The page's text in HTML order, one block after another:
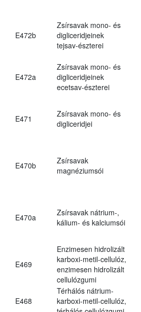
E472b
Zsírsavak mono- és
digliceridjeinek
tejsav-észterei
E472a
Zsírsavak mono- és
digliceridjeinek
ecetsav-észterei
E471
Zsírsavak mono- és
digliceridjei
E470b
Zsírsavak
magnéziumsói
E470a
Zsírsavak nátrium-,
kálium- és kalciumsói
E469
Enzimesen hidrolizált
karboxi-metil-cellulóz,
enzimesen hidrolizált
cellulózgumi
E468
Térhálós nátrium-
karboxi-metil-cellulóz,